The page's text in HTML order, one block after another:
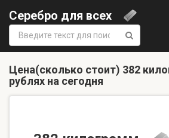
Серебро для всех
Поиск:
Цена(сколько стоит) 382
рублях на сегодня